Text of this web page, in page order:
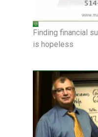
Finding financial
is hopeless